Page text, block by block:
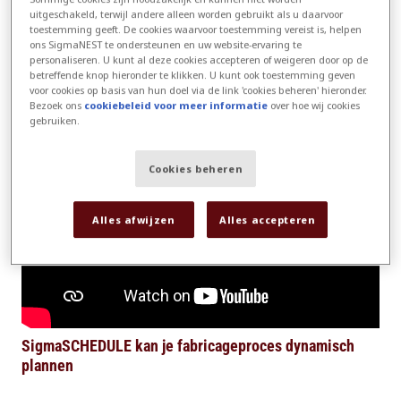
productiecapaciteit, de prioriteit van de
opdracht en het werk dat moet worden
voltooid.
SigmaSCHEDULE kan je fabricageproces dynamisch
plannen
uitgeschakeld, terwijl andere alleen worden gebruikt als u daarvoor
toestemming geeft. De cookies waarvoor toestemming vereist is, helpen
ons SigmaNEST te ondersteunen en uw website-ervaring te
personaliseren. U kunt al deze cookies accepteren of weigeren door op de
betreffende knop hieronder te klikken. U kunt ook toestemming geven
voor cookies op basis van hun doel via de link 'cookies beheren' hieronder.
Bezoek ons cookiebeleid voor meer informatie over hoe wij cookies
gebruiken.
Cookies beheren
Alles afwijzen Alles accepteren